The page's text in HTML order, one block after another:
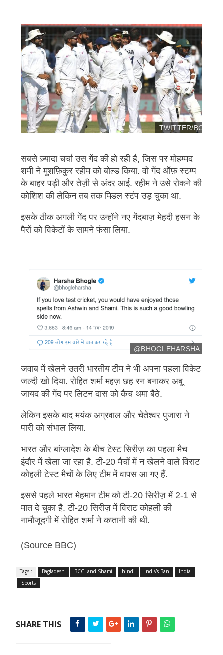
ज
कॉ
पी
र
ट
TWITTER/BCCI
सबसे ज़्यादा चर्चा उस गेंद की हो रही है, जिस पर मोहम्मद
शमी ने मुशफ़िकुर रहीम को बोल्ड किया. वो गेंद ऑफ़ स्टम्प
के बाहर पड़ी और तेज़ी से अंदर आई. रहीम ने उसे रोकने की
कोशिश की लेकिन तब तक मिडल स्टंप उड़ चुका था.
इसके ठीक अगली गेंद पर उन्होंने नए गेंदबाज़ मेहदी हसन के
पैरों को विकेटों के सामने फंसा लिया.
मे
ज
कॉ
रा
@
b
h
g
l
e
h
h
a
@BHOGLEHARSHA
जवाब में खेलने उतरी भारतीय टीम ने भी अपना पहला विकेट
जल्दी खो दिया. रोहित शर्मा महज़ छह रन बनाकर अबू
जायद की गेंद पर लिटन दास को कैच थमा बैठे.
लेकिन इसके बाद मयंक अग्रवाल और चेतेश्वर पुजारा ने
पारी को संभाल लिया.
भारत और बांग्लादेश के बीच टेस्ट सिरीज़ का पहला मैच
इंदौर में खेला जा रहा है. टी-20 मैचों में न खेलने वाले विराट
कोहली टेस्ट मैचों के लिए टीम में वापस आ गए हैं.
इससे पहले भारत मेहमान टीम को टी-20 सिरीज़ में 2-1 से
मात दे चुका है. टी-20 सिरीज़ में विराट कोहली की
नामौजूदगी में रोहित शर्मा ने कप्तानी की थी.
(Source BBC)
Tags : Bagladesh BCCI and Shami hindi Ind Vs Ban
India
Sports
SHARE THIS